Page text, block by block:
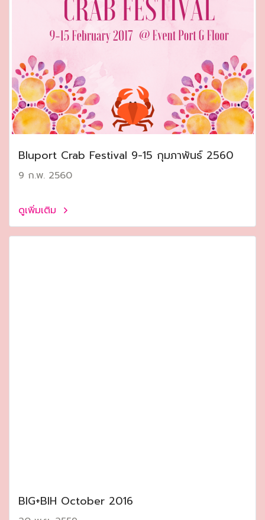
Bluport Crab Festival 9-15 กุมภาพันธ์ 2560
9 ก.พ. 2560
ดูเพิ่มเติม
BIG+BIH October 2016